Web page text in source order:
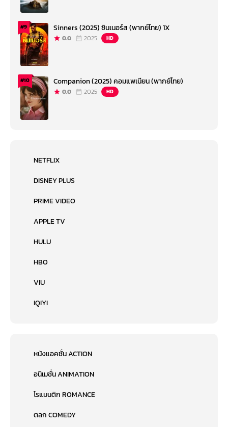
#9 Sinners (2025) ซินเนอร์ส (พากย์ไทย) 1X
0.0 2025 HD
#10 Companion (2025) คอมแพเนียน (พากย์ไทย)
0.0 2025 HD
NETFLIX
DISNEY PLUS
PRIME VIDEO
APPLE TV
HULU
HBO
VIU
IQIYI
หนังแอคชั่น ACTION
อนิเมชั่น ANIMATION
โรแมนติก ROMANCE
ตลก COMEDY